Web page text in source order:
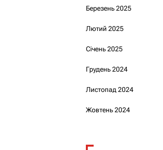
Березень 2025
Лютий 2025
Січень 2025
Грудень 2024
Листопад 2024
Жовтень 2024